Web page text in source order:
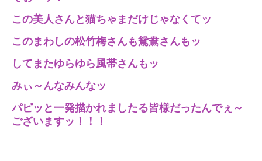
この美人さんと猫ちゃまだけじゃなくてッ
このまわしの松竹梅さんも鴛鴦さんもッ
してまたゆらゆら風帯さんもッ
みぃ～んなみんなッ
パピッと一発描かれましたる皆様だったんでぇ～
ございますッ！！！